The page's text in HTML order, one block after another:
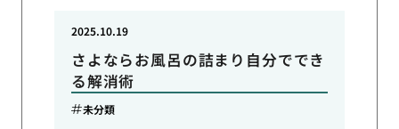
さよならお風呂の詰まり自分ででき
る解消術
2025.10.19
未分類